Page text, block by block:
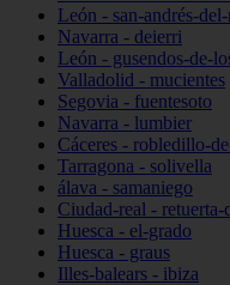
León - san-andrés-
Navarra - deierri
León - gusendos-de-
Valladolid - mucientes
Segovia - fuentesoto
Navarra - lumbier
Cáceres - robledillo-
Tarragona - solivella
álava - samaniego
Ciudad-real -
Huesca - el-grado
Huesca - graus
Illes-balears - ibiza